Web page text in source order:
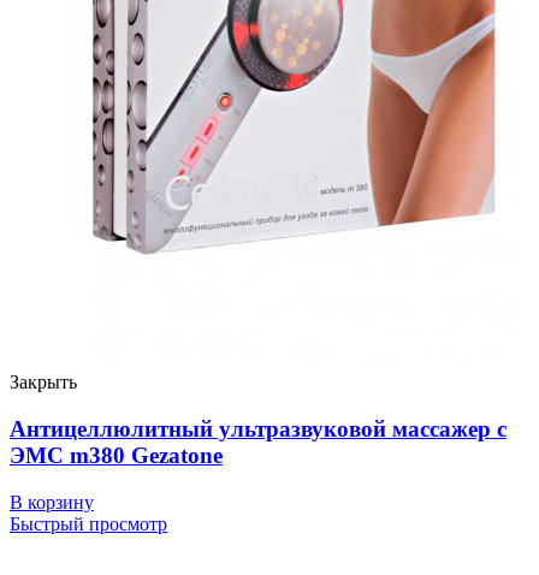
Закрыть
Антицеллюлитный ультразвуковой массажер с
ЭМС m380 Gezatone
В корзину
Быстрый просмотр